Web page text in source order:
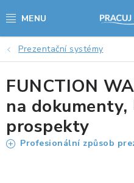
na
AKCE - SLEVY - VÝPRODEJ
STOLY A ŽIDLE
VÝŠKOVĚ NASTAVITELNÉ
KANCELÁŘSKÉ PSACÍ
Prezentační systémy
FUNCTION
na
prospekty
Profesionální způsob